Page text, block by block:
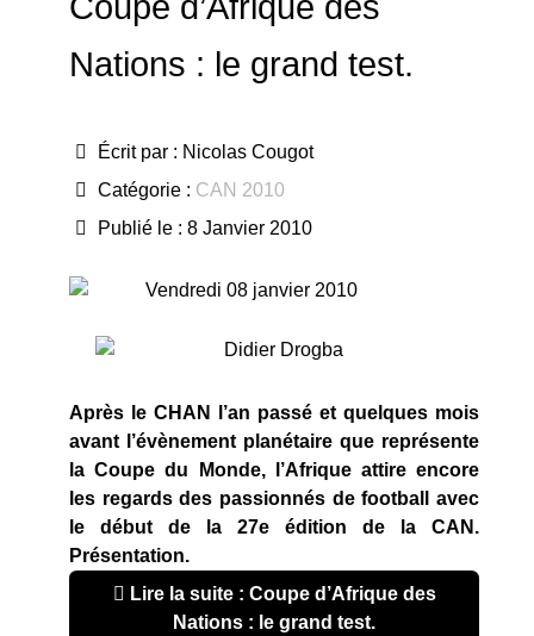
Nations : le grand test.
Écrit par : Nicolas Cougot
Catégorie : CAN 2010
Publié le : 8 Janvier 2010
Vendredi 08 janvier 2010
Après le CHAN l’an passé et quelques mois
avant l’évènement planétaire que représente
la Coupe du Monde, l’Afrique attire encore
les regards des passionnés de football avec
le début de la 27e édition de la CAN.
Présentation.
Lire la suite : Coupe d’Afrique des
Nations : le grand test.